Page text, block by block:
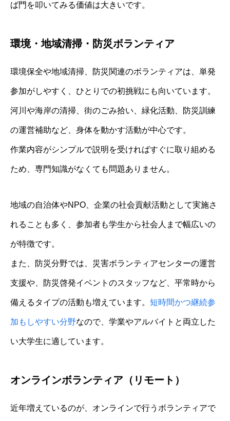
ば門を叩いてみる価値は大きいです。
環境・地域清掃・防災ボランティア
環境保全や地域清掃、防災関連のボランティアは、単発
参加がしやすく、ひとりでの初挑戦にも向いています。
河川や海岸の清掃、街のごみ拾い、緑化活動、防災訓練
の運営補助など、身体を動かす活動が中心です。
作業内容がシンプルで説明を受ければすぐに取り組める
ため、専門知識がなくても問題ありません。
地域の自治体やNPO、企業の社会貢献活動として実施さ
れることも多く、参加者も学生から社会人まで幅広いの
が特徴です。
また、防災分野では、災害ボランティアセンターの運営
支援や、防災啓発イベントのスタッフなど、平常時から
備えるタイプの活動も増えています。 短時間かつ継続参
加もしやすい分野なので、学業やアルバイトと両立した
い大学生に適しています。
オンラインボランティア（リモート）
近年増えているのが、オンラインで行うボランティアで